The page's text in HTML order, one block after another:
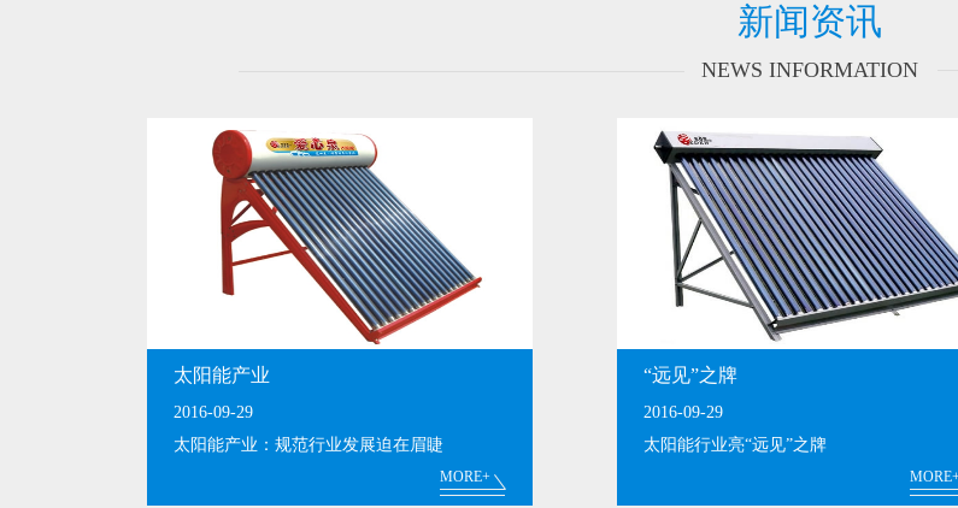
新闻资讯
NEWS INFORMATION
太阳能产业
2016-09-29
太阳能产业：规范行业发展迫在眉睫
MORE+
“远见”之牌
2016-09-29
太阳能行业亮“远见”之牌